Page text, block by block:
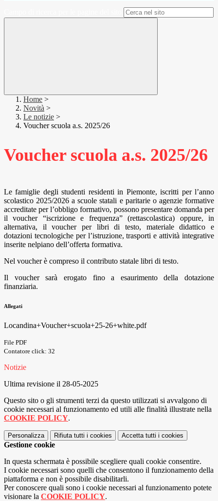
Home >
Novità >
Le notizie >
Voucher scuola a.s. 2025/26
Voucher scuola a.s. 2025/26
Le famiglie degli studenti residenti in Piemonte, iscritti per l’anno
scolastico 2025/2026 a scuole statali e paritarie o agenzie formative
accreditate per l’obbligo formativo, possono presentare domanda per
il voucher “iscrizione e frequenza” (rettascolastica) oppure, in
alternativa, il voucher per libri di testo, materiale didattico e
dotazioni tecnologiche per l’istruzione, trasporti e attività integrative
inserite nelpiano dell’offerta formativa.
Nel voucher è compreso il contributo statale libri di testo.
Il voucher sarà erogato fino a esaurimento della dotazione
finanziaria.
Allegati
Locandina+Voucher+scuola+25-26+white.pdf
File PDF
Contatore click: 32
Notizie
Ultima revisione il 28-05-2025
Questo sito o gli strumenti terzi da questo utilizzati si avvalgono di
cookie necessari al funzionamento ed utili alle finalità illustrate nella
COOKIE POLICY.
Personalizza Rifiuta tutti i cookies Accetta tutti i cookies
Gestione cookie
In questa schermata è possibile scegliere quali cookie consentire.
I cookie necessari sono quelli che consentono il funzionamento della
piattaforma e non è possibile disabilitarli.
Per conoscere quali sono i cookie necessari al funzionamento potete
visionare la COOKIE POLICY.